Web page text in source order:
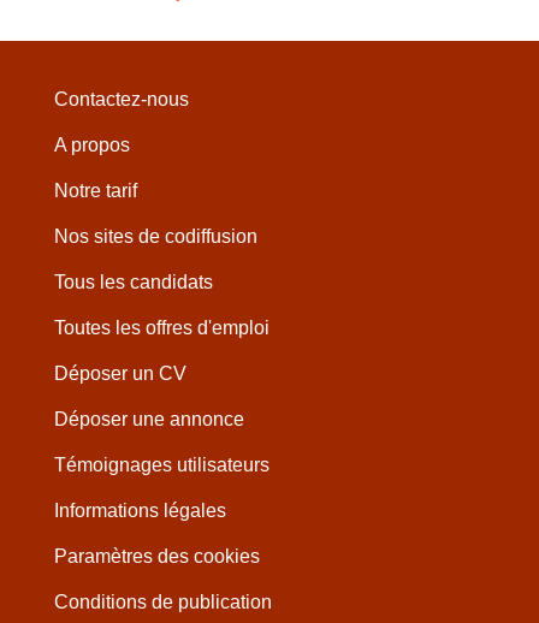
Contactez-nous
A propos
Notre tarif
Nos sites de codiffusion
Tous les candidats
Toutes les offres d'emploi
Déposer un CV
Déposer une annonce
Témoignages utilisateurs
Informations légales
Paramètres des cookies
Conditions de publication